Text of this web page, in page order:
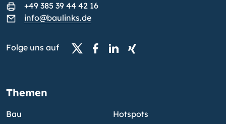
+49 385 39 44 42 16
info@baulinks.de
Folge uns auf
Themen
Bau Hotspots